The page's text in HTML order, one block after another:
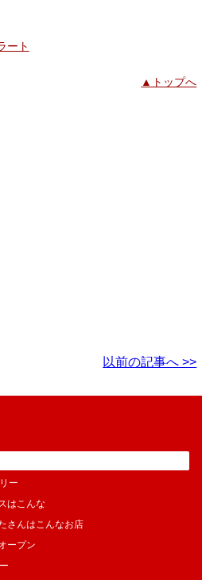
ート
▲トップへ
以前の記事へ >>
ー
はこんな
さんはこんなお店
ープン